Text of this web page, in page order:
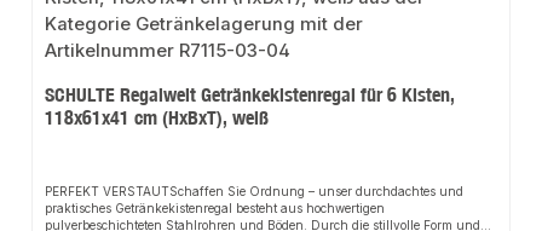
SCHULTE Regalwelt Getränkekistenregal für 6 Kisten,
118x61x41 cm (HxBxT), weiß
PERFEKT VERSTAUTSchaffen Sie Ordnung – unser durchdachtes und
praktisches Getränkekistenregal besteht aus hochwertigen
pulverbeschichteten Stahlrohren und Böden. Durch die stillvolle Form und